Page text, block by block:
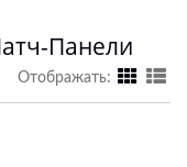
Панели
Отображать: